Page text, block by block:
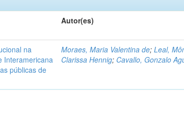
Autor(es)
na
Interamericana
públicas de
Moraes, Maria Valentina de;Leal,
Clarissa Hennig; Cavallo, Gonzalo